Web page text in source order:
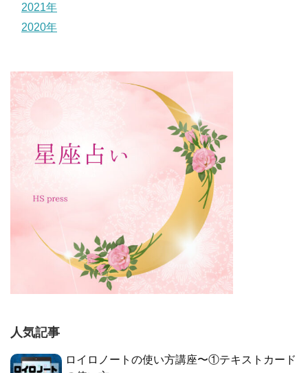
2021年
2020年
人気記事
ロイロノートの使い方講座〜①テキストカード